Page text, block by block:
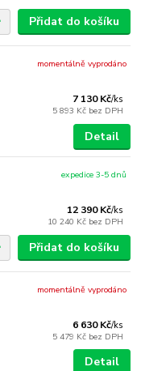
Přidat do košíku
7 130 Kč/ks
5 893 Kč bez DPH
momentálně vyprodáno
Detail
12 390 Kč/ks
10 240 Kč bez DPH
expedice 3-5 dnů
Přidat do košíku
6 630 Kč/ks
5 479 Kč bez DPH
momentálně vyprodáno
Detail